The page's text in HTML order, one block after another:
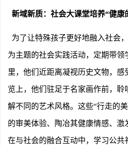
新域新质：社会大课堂培养“健康
为了让特殊孩子更好地融入社会
为主题的社会实践活动，定期带领
里，他们近距离凝视历史文物，
览上，他们驻足于名家画作前，聆
解不同的艺术风格。这些“行走的
的审美体验、陶冶其健康情感、激
在与社会的融合互动中，学习公共